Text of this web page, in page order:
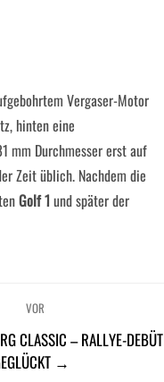
Vergaser-Motor
hinten eine
mm Durchmesser erst auf
Zeit üblich. Nachdem die
Golf 1 und später der
VOR
CLASSIC – RALLYE-DEBÜT
→